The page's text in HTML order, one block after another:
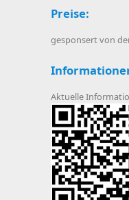
Preise:
gesponsert von
Aktuelle